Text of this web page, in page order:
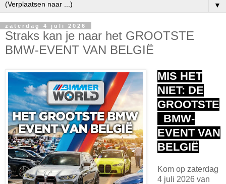
▼
zaterdag 4 juli 2026
Straks kan je naar het GROOTSTE
BMW-EVENT VAN BELGIË
MIS HET
NIET: DE
GROOTSTE
BMW-
EVENT VAN
BELGIË
Kom op zaterdag
4 juli 2026 van